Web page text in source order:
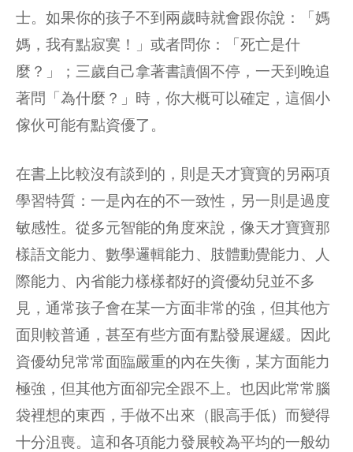
士。如果你的孩子不到兩歲時就會跟你說：「媽
媽，我有點寂寞！」或者問你：「死亡是什
麼？」；三歲自己拿著書讀個不停，一天到晚追
著問「為什麼？」時，你大概可以確定，這個小
傢伙可能有點資優了。
在書上比較沒有談到的，則是天才寶寶的另兩項
學習特質：一是內在的不一致性，另一則是過度
敏感性。從多元智能的角度來說，像天才寶寶那
樣語文能力、數學邏輯能力、肢體動覺能力、人
際能力、內省能力樣樣都好的資優幼兒並不多
見，通常孩子會在某一方面非常的強，但其他方
面則較普通，甚至有些方面有點發展遲緩。因此
資優幼兒常常面臨嚴重的內在失衡，某方面能力
極強，但其他方面卻完全跟不上。也因此常常腦
袋裡想的東西，手做不出來（眼高手低）而變得
十分沮喪。這和各項能力發展較為平均的一般幼